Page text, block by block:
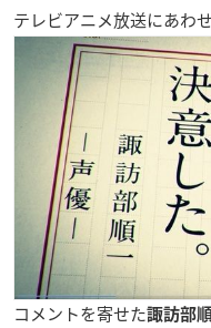
テレビアニメ放送にあわ
コメントを寄せた諏訪部